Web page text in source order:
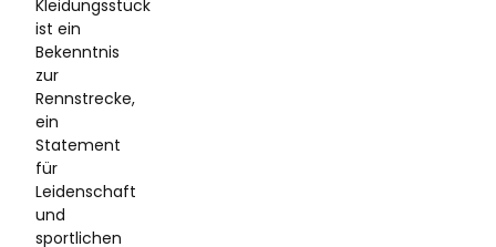
Kleidungsstück
ist ein
Bekenntnis
zur
Rennstrecke,
ein
Statement
für
Leidenschaft
und
sportlichen